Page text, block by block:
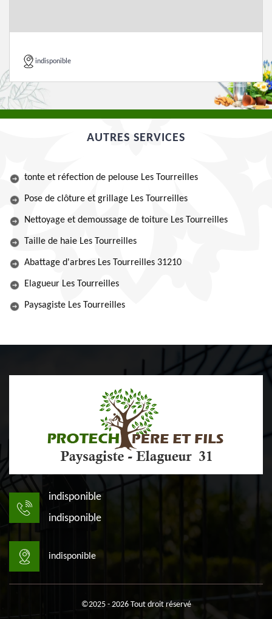
indisponible
AUTRES SERVICES
tonte et réfection de pelouse Les Tourreilles
Pose de clôture et grillage Les Tourreilles
Nettoyage et demoussage de toiture Les Tourreilles
Taille de haie Les Tourreilles
Abattage d'arbres Les Tourreilles 31210
Elagueur Les Tourreilles
Paysagiste Les Tourreilles
indisponible
indisponible
indisponible
©2025 - 2026 Tout droit réservé